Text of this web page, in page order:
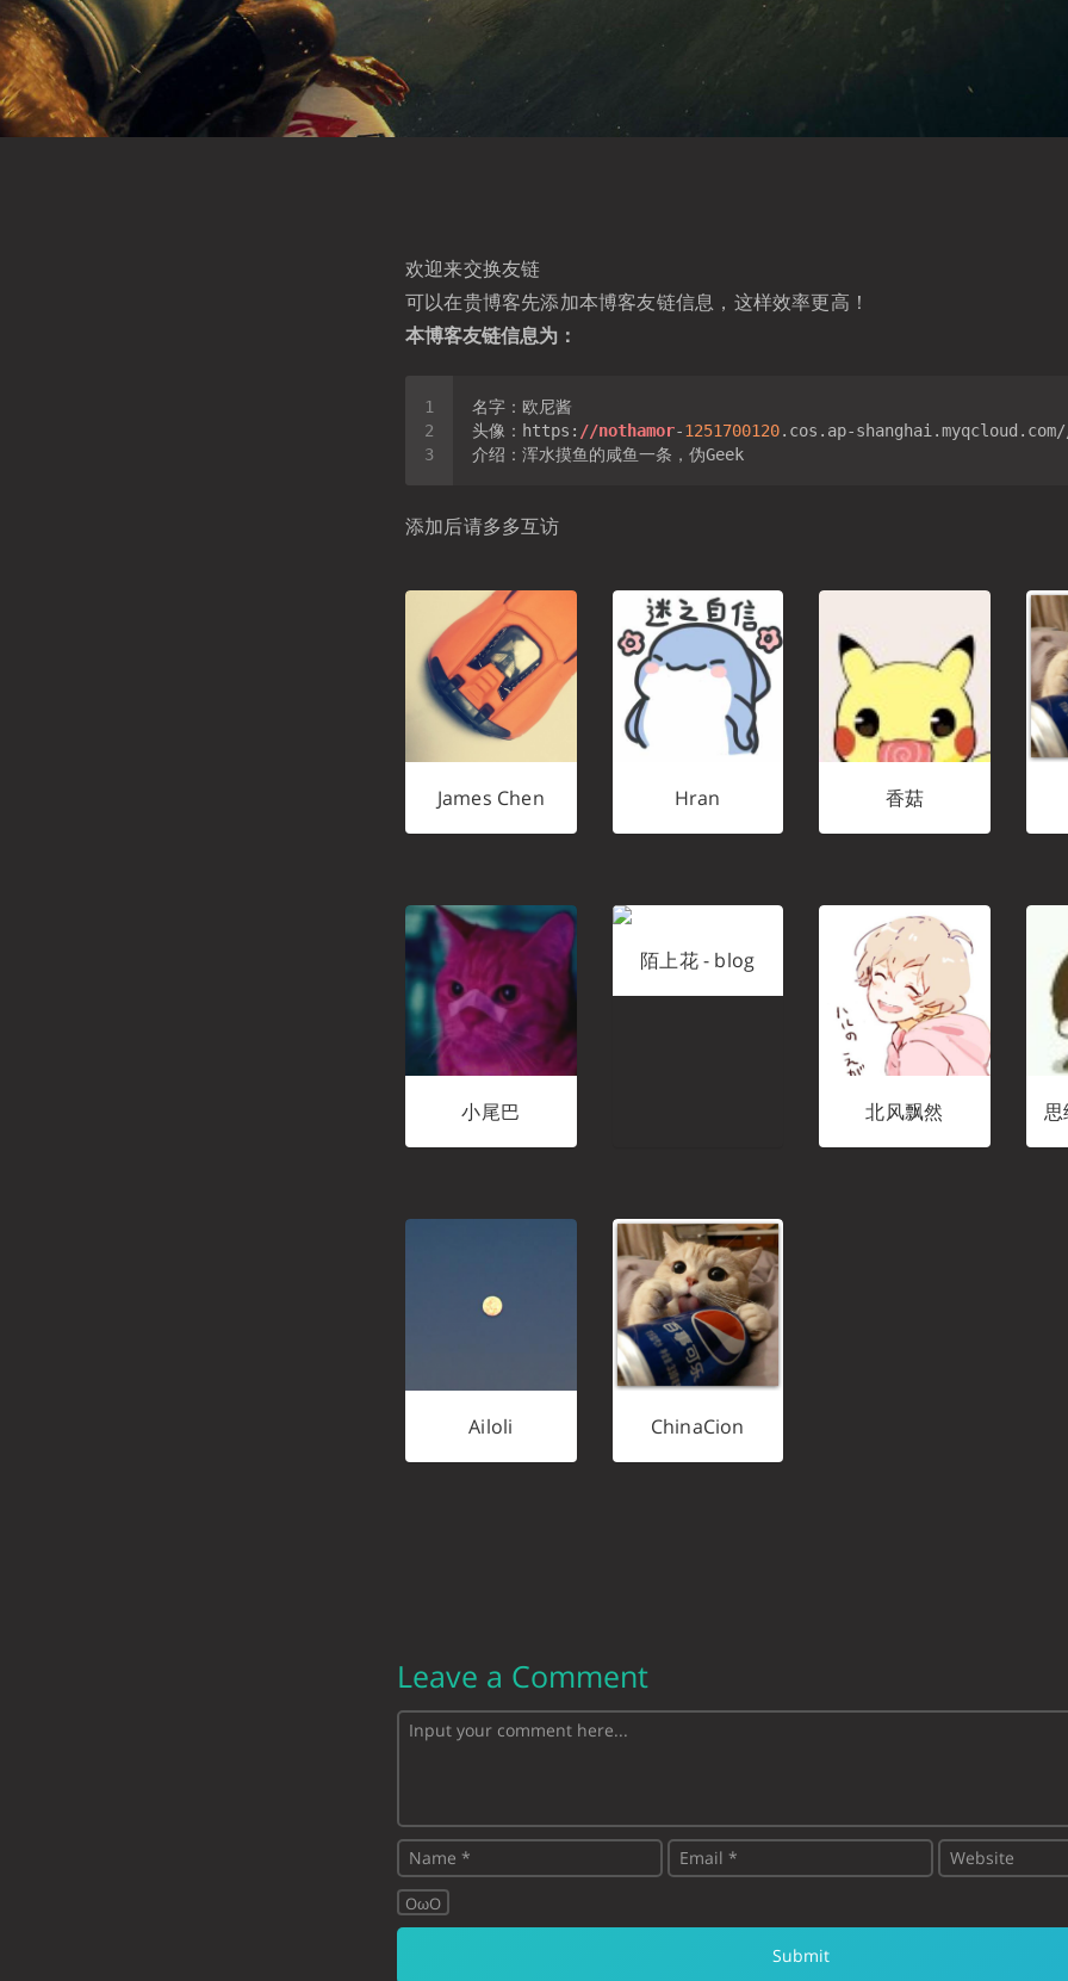
欢迎来交换友链
可以在贵博客先添加本博客友链信息，这样效率更高！
本博客友链信息为：
头像：https: //nothamor-1251700120.cos.ap-
添加后请多多互访
James Chen Hran 香菇
小尾巴
陌上花 - blog
北风飘然 思
Ailoli ChinaCion
Leave a Comment
OωO